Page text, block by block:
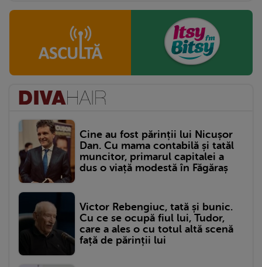
Cine au fost părinții lui Nicușor
Dan. Cu mama contabilă și tatăl
muncitor, primarul capitalei a
dus o viață modestă în Făgăraș
Victor Rebengiuc, tată și bunic.
Cu ce se ocupă fiul lui, Tudor,
care a ales o cu totul altă scenă
față de părinții lui